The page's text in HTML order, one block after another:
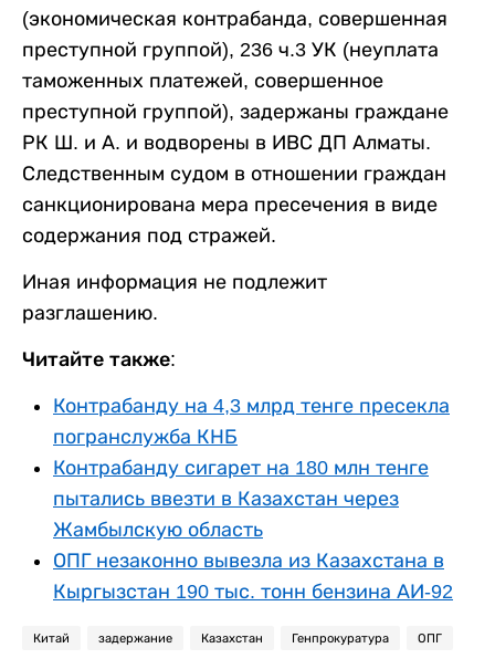
(экономическая контрабанда, совершенная
преступной группой), 236 ч.3 УК (неуплата
таможенных платежей, совершенное
преступной группой), задержаны граждане
РК Ш. и А. и водворены в ИВС ДП Алматы.
Следственным судом в отношении граждан
санкционирована мера пресечения в виде
содержания под стражей.
Иная информация не подлежит
разглашению.
Читайте также:
Контрабанду на 4,3 млрд тенге пресекла
погранслужба КНБ
Контрабанду сигарет на 180 млн тенге
пытались ввезти в Казахстан через
Жамбылскую область
ОПГ незаконно вывезла из Казахстана в
Кыргызстан 190 тыс. тонн бензина АИ-92
Китай задержание Казахстан Генпрокуратура ОПГ